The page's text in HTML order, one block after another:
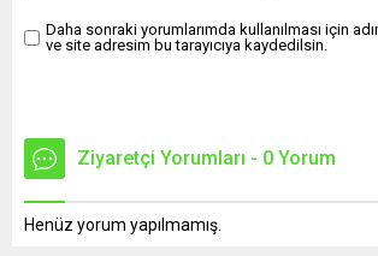
Daha sonraki yorumlarımda kullanılması için
ve site adresim bu tarayıcıya kaydedilsin.
Ziyaretçi Yorumları - 0 Yorum
Henüz yorum yapılmamış.